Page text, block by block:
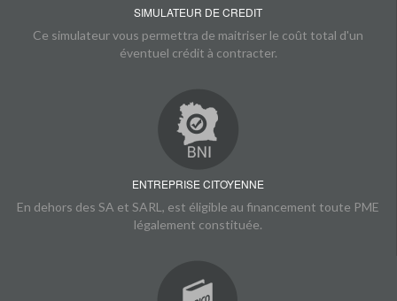
SIMULATEUR DE CREDIT
Ce simulateur vous permettra de maitriser le coût total d'un
éventuel crédit à contracter.
ENTREPRISE CITOYENNE
En dehors des SA et SARL, est éligible au financement toute PME
légalement constituée.